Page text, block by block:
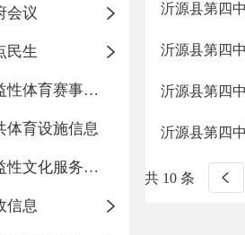
会议
民生
公益性体育赛事活动
体育设施信息
公益性文化服务活动
信息
沂源县第四
沂源县第四
沂源县第四
沂源县第四
共 10 条